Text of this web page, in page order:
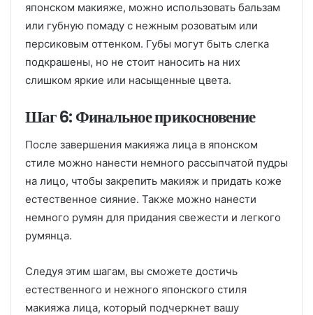
японском макияже, можно использовать бальзам
или губную помаду с нежным розоватым или
персиковым оттенком. Губы могут быть слегка
подкрашены, но не стоит наносить на них
слишком яркие или насыщенные цвета.
Шаг 6: Финальное прикосновение
После завершения макияжа лица в японском
стиле можно нанести немного рассыпчатой пудры
на лицо, чтобы закрепить макияж и придать коже
естественное сияние. Также можно нанести
немного румян для придания свежести и легкого
румянца.
Следуя этим шагам, вы сможете достичь
естественного и нежного японского стиля
макияжа лица, который подчеркнет вашу